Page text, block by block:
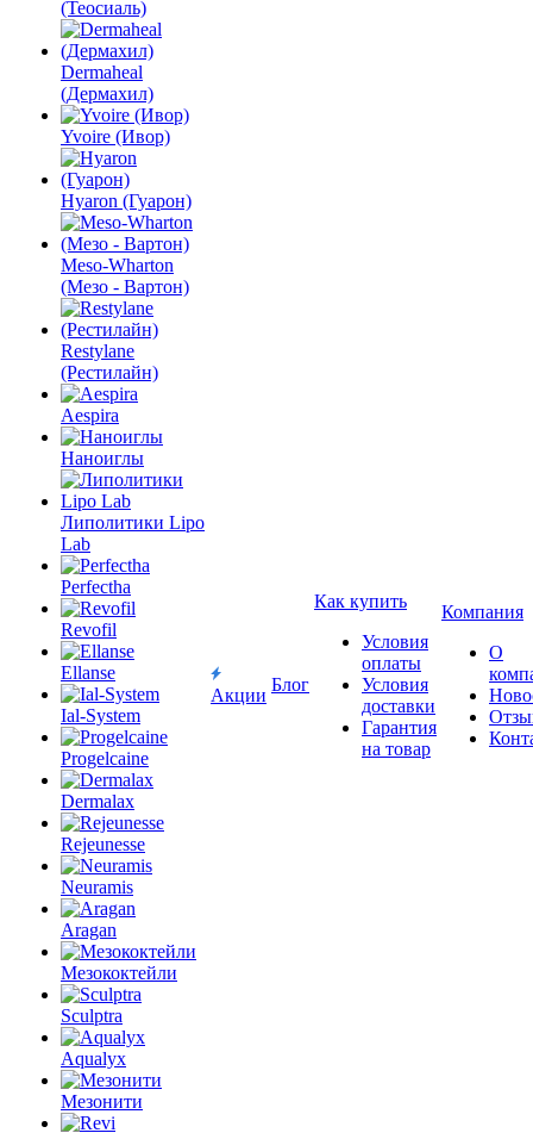
(Теосиаль)
Dermaheal
(Дермахил)
Yvoire (Ивор)
Hyaron (Гуарон)
Meso-Wharton
(Мезо - Вартон)
Restylane
(Рестилайн)
Aespira
Наноиглы
Липолитики Lipo
Lab
Perfectha
Revofil
Ellanse
Ial-System
Progelcaine
Dermalax
Rejeunesse
Neuramis
Aragan
Мезококтейли
Sculptra
Aqualyx
Мезонити
Акции
Блог
Как купить
Условия
оплаты
Условия
доставки
Гарантия
на товар
Компания
О